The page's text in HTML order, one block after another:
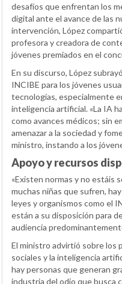
desafíos que enfrentan los
digital ante el avance de las
intervención, López
profesora y creadora de
jóvenes premiados en el
En su discurso, López
INCIBE para los jóvenes
tecnologías, especialmente
inteligencia artificial. «La IA
como avances médicos; sin
amenazar a la sociedad y
ministro, instando a los
Apoyo y recursos
«Existen normas y no estáis
muchas niñas que sufren,
leyes y organismos como el
están a su disposición para
audiencia
El ministro advirtió sobre los
sociales y la inteligencia
hay personas que generan
industria del odio que busca